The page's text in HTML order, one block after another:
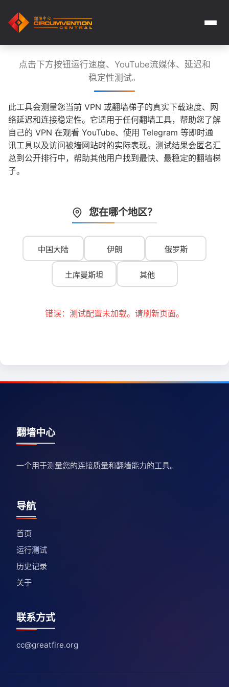
点击下方按钮运行速度、YouTube流媒体、延迟和
稳定性测试。
此工具会测量您当前 VPN 或翻墙梯子的真实下载速度、网
络延迟和连接稳定性。它适用于任何翻墙工具，帮助您了解
自己的 VPN 在观看 YouTube、使用 Telegram 等即时通
讯工具以及访问被墙网站时的实际表现。测试结果会匿名汇
总到公开排行中，帮助其他用户找到最快、最稳定的翻墙梯
子。
您在哪个地区？
中国大陆 伊朗 俄罗斯
土库曼斯坦 其他
错误：测试配置未加载。请刷新页面。
翻墙中心
一个用于测量您的连接质量和翻墙能力的工具。
导航
首页
运行测试
历史记录
关于
联系方式
cc@greatfire.org